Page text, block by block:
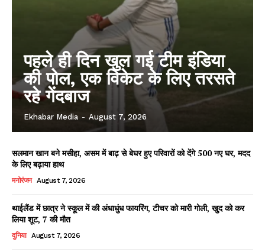
पहले ही दिन खुल गई टीम इंडिया
की पोल, एक विकेट के लिए तरसते
रहे गेंदबाज
Ekhabar Media - August 7, 2026
सलमान खान बने मसीहा, असम में बाढ़ से बेघर हुए परिवारों को देंगे 500 नए घर, मदद
के लिए बढ़ाया हाथ
मनोरंजन August 7, 2026
थाईलैंड में छात्र ने स्कूल में की अंधाधुंध फायरिंग, टीचर को मारी गोली, खुद को कर
लिया शूट, 7 की मौत
दुनिया August 7, 2026